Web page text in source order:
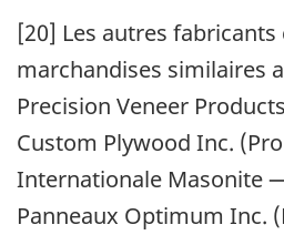
[20] Les autres fabricants
marchandises similaires
Precision Veneer
Custom Plywood Inc.
Internationale Masonite
Panneaux Optimum Inc.